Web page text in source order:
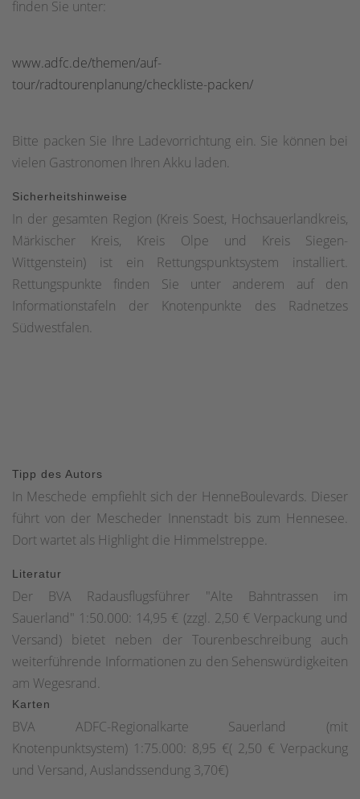
Fußgängerzone - 22 - rechts auf Kolpingstraße -
Tour 39 ist in Bestwig am Bahnhof. Es kann aber natürlich
auch von jedem anderen Standpunkt in die Strecke
ausgeschildert:www.radeln-nach-zahlen.de/de/Das-
Konzept
finden Sie unter:
www.adfc.de/themen/auf-
tour/radtourenplanung/checkliste-packen/
Bitte packen Sie Ihre Ladevorrichtung ein. Sie können bei
vielen Gastronomen Ihren Akku laden.
Sicherheitshinweise
In der gesamten Region (Kreis Soest, Hochsauerlandkreis,
Märkischer Kreis, Kreis Olpe und Kreis Siegen-
Wittgenstein) ist ein Rettungspunktsystem installiert.
Rettungspunkte finden Sie unter anderem auf den
Informationstafeln der Knotenpunkte des Radnetzes
Südwestfalen.
Tipp des Autors
In Meschede empfiehlt sich der HenneBoulevards. Dieser
führt von der Mescheder Innenstadt bis zum Hennesee.
Dort wartet als Highlight die Himmelstreppe.
Literatur
Der BVA Radausflugsführer "Alte Bahntrassen im
Sauerland" 1:50.000: 14,95 € (zzgl. 2,50 € Verpackung und
Versand) bietet neben der Tourenbeschreibung auch
weiterführende Informationen zu den Sehenswürdigkeiten
am Wegesrand.
Karten
BVA ADFC-Regionalkarte Sauerland (mit
Knotenpunktsystem) 1:75.000: 8,95 €( 2,50 € Verpackung
und Versand, Auslandssendung 3,70€)